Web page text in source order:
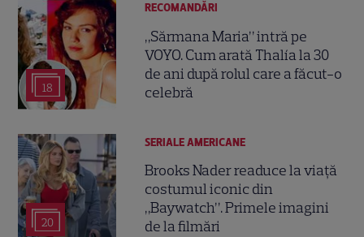
18
RECOMANDĂRI
„Sărmana Maria” intră pe
VOYO. Cum arată Thalía la 30
de ani după rolul care a făcut-o
celebră
20
SERIALE AMERICANE
Brooks Nader readuce la viață
costumul iconic din
„Baywatch”. Primele imagini
de la filmări